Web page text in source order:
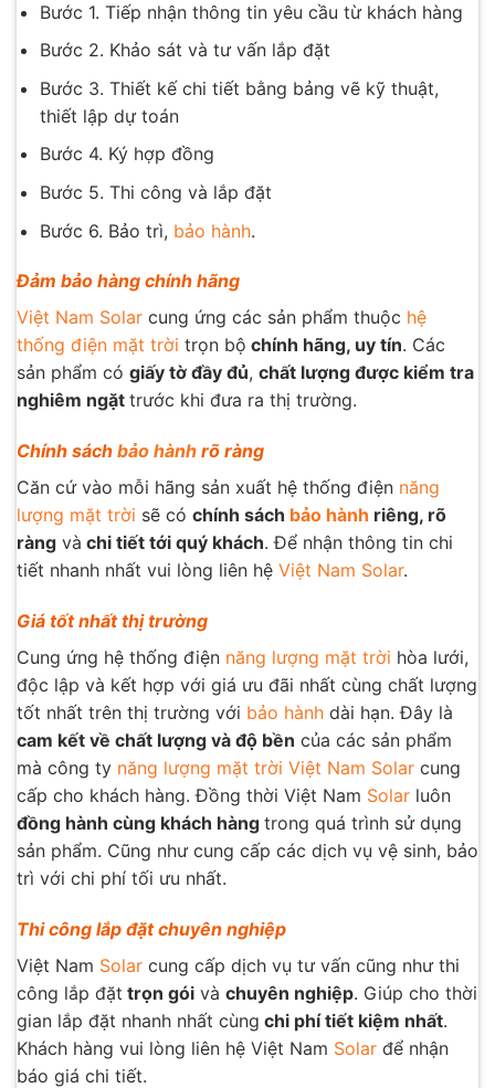
Bước 1. Tiếp nhận thông tin yêu cầu từ khách hàng
Bước 2. Khảo sát và tư vấn lắp đặt
Bước 3. Thiết kế chi tiết bằng bảng vẽ kỹ thuật,
thiết lập dự toán
Bước 4. Ký hợp đồng
Bước 5. Thi công và lắp đặt
Bước 6. Bảo trì, bảo hành.
Đảm bảo hàng chính hãng
Việt Nam Solar cung ứng các sản phẩm thuộc hệ
thống điện mặt trời trọn bộ chính hãng, uy tín. Các
sản phẩm có giấy tờ đầy đủ, chất lượng được kiểm tra
nghiêm ngặt trước khi đưa ra thị trường.
Chính sách bảo hành rõ ràng
Căn cứ vào mỗi hãng sản xuất hệ thống điện năng
lượng mặt trời sẽ có chính sách bảo hành riêng, rõ
ràng và chi tiết tới quý khách. Để nhận thông tin chi
tiết nhanh nhất vui lòng liên hệ Việt Nam Solar.
Giá tốt nhất thị trường
Cung ứng hệ thống điện năng lượng mặt trời hòa lưới,
độc lập và kết hợp với giá ưu đãi nhất cùng chất lượng
tốt nhất trên thị trường với bảo hành dài hạn. Đây là
cam kết về chất lượng và độ bền của các sản phẩm
mà công ty năng lượng mặt trời Việt Nam Solar cung
cấp cho khách hàng. Đồng thời Việt Nam Solar luôn
đồng hành cùng khách hàng trong quá trình sử dụng
sản phẩm. Cũng như cung cấp các dịch vụ vệ sinh, bảo
trì với chi phí tối ưu nhất.
Thi công lắp đặt chuyên nghiệp
Việt Nam Solar cung cấp dịch vụ tư vấn cũng như thi
công lắp đặt trọn gói và chuyên nghiệp. Giúp cho thời
gian lắp đặt nhanh nhất cùng chi phí tiết kiệm nhất.
Khách hàng vui lòng liên hệ Việt Nam Solar để nhận
báo giá chi tiết.